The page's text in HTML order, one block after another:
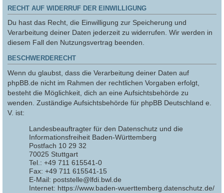
RECHT AUF WIDERRUF DER EINWILLIGUNG
Du hast das Recht, die Einwilligung zur Speicherung und
Verarbeitung deiner Daten jederzeit zu widerrufen. Wir werden in
diesem Fall den Nutzungsvertrag beenden.
BESCHWERDERECHT
Wenn du glaubst, dass die Verarbeitung deiner Daten auf
phpBB.de nicht im Rahmen der rechtlichen Vorgaben erfolgt,
besteht die Möglichkeit, dich an eine Aufsichtsbehörde zu
wenden. Zuständige Aufsichtsbehörde für phpBB Deutschland e.
V. ist:
Landesbeauftragter für den Datenschutz und die
Informationsfreiheit Baden-Württemberg
Postfach 10 29 32
70025 Stuttgart
Tel.: +49 711 615541-0
Fax: +49 711 615541-15
E-Mail: poststelle@lfdi.bwl.de
Internet: https://www.baden-wuerttemberg.datenschutz.de/